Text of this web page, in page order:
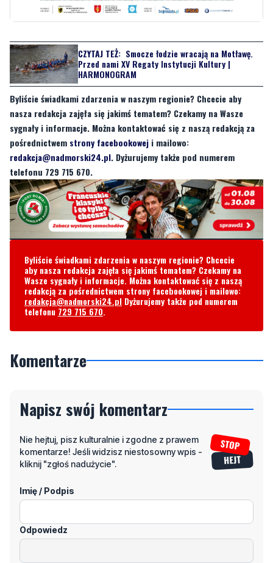
CZYTAJ TEŻ: Smocze łodzie wracają na Motławę.
Przed nami XV Regaty Instytucji Kultury |
HARMONOGRAM
Byliście świadkami zdarzenia w naszym regionie? Chcecie aby
nasza redakcja zajęła się jakimś tematem? Czekamy na Wasze
sygnały i informacje. Można kontaktować się z naszą redakcją za
pośrednictwem strony facebookowej i mailowo:
redakcja@nadmorski24.pl. Dyżurujemy także pod numerem
telefonu 729 715 670.
Byliście świadkami zdarzenia w naszym regionie? Chcecie
aby nasza redakcja zajęła się jakimś tematem? Czekamy na
Wasze sygnały i informacje. Można kontaktować się z naszą
redakcją za pośrednictwem strony facebookowej i mailowo:
redakcja@nadmorski24.pl Dyżurujemy także pod numerem
telefonu 729 715 670.
Komentarze
Napisz swój komentarz
Nie hejtuj, pisz kulturalnie i zgodne z prawem
komentarze! Jeśli widzisz niestosowny wpis -
kliknij "zgłoś nadużycie".
Imię / Podpis
Odpowiedz